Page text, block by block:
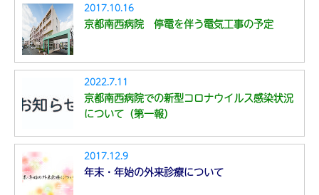
2017.10.16
京都南西病院 停電を伴う電気工事の予定
2022.7.11
京都南西病院での新型コロナウイルス感染状況
について（第一報）
2017.12.9
年末・年始の外来診療について